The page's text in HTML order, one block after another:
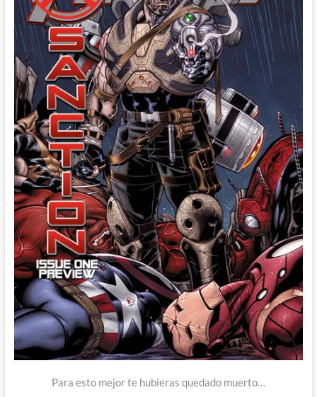
Para esto mejor te hubieras quedado muerto…